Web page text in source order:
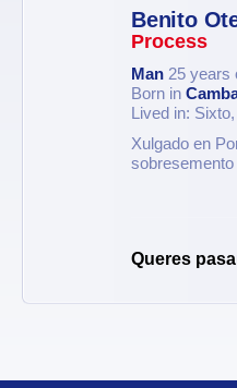
Benito
Process
Man 25 years
Born in
Lived in: Sixto,
Xulgado en
Queres